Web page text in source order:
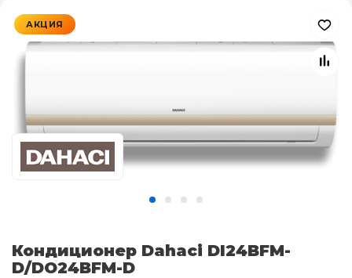
АКЦИЯ
Кондиционер Dahaci DI24BFM-
D/DO24BFM-D